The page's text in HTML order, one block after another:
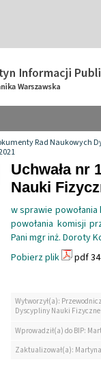
Rad Naukowych
Uchwała nr
Nauki
w sprawie
powołania komisji
Pani mgr inż. Doroty
Pobierz plik
pdf
Wytworzył(a):
Dyscypliny Nauki Fizyczne
Wprowadził(a) do BIP:
Zaktualizował(a):